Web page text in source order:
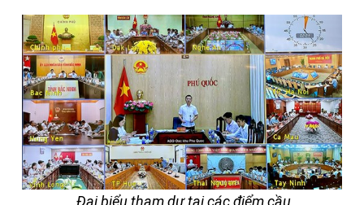
Đại biểu tham dự tại các điểm cầu